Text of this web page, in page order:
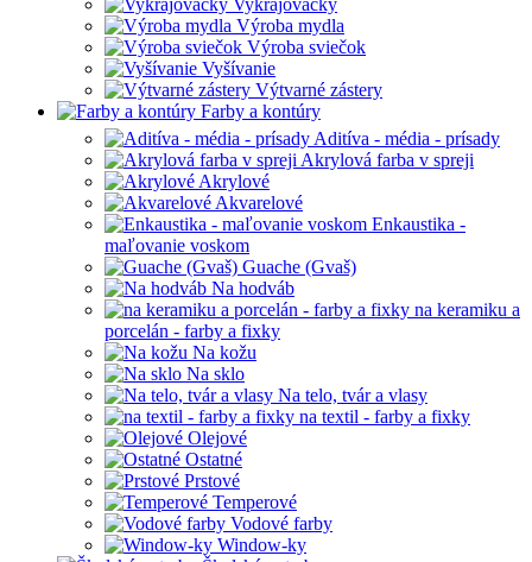
Vykrajovačky
Výroba mydla
Výroba sviečok
Vyšívanie
Výtvarné zástery
Farby a kontúry
Aditíva - média - prísady
Akrylová farba v spreji
Akrylové
Akvarelové
Enkaustika -
maľovanie voskom
Guache (Gvaš)
Na hodváb
na keramiku a
porcelán - farby a fixky
Na kožu
Na sklo
Na telo, tvár a vlasy
na textil - farby a fixky
Olejové
Ostatné
Prstové
Temperové
Vodové farby
Window-ky